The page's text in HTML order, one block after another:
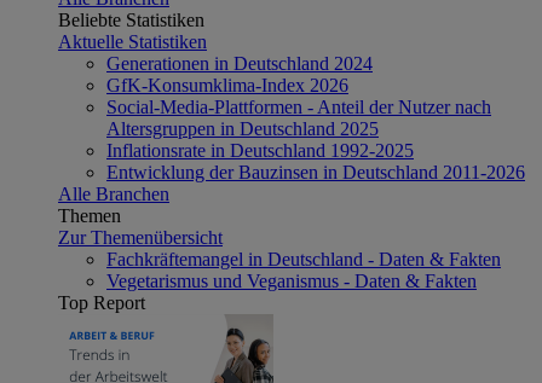
Beliebte Statistiken
Aktuelle Statistiken
Generationen in Deutschland 2024
GfK-Konsumklima-Index 2026
Social-Media-Plattformen - Anteil der Nutzer nach
Altersgruppen in Deutschland 2025
Inflationsrate in Deutschland 1992-2025
Entwicklung der Bauzinsen in Deutschland 2011-2026
Alle Branchen
Themen
Zur Themenübersicht
Fachkräftemangel in Deutschland - Daten & Fakten
Vegetarismus und Veganismus - Daten & Fakten
Top Report